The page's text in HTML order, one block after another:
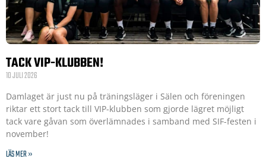
TACK VIP-KLUBBEN!
10 JULI 2026
Damlaget är just nu på träningsläger i Sälen och föreningen
riktar ett stort tack till VIP-klubben som gjorde lägret möjligt
tack vare gåvan som överlämnades i samband med SIF-festen i
november!
LÄS MER »